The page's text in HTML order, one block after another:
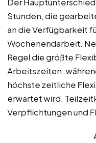
Stunden, die
an die Verfügbarkeit
Wochenendarbeit.
Regel die größte
Arbeitszeiten,
höchste zeitliche
erwartet wird.
Verpflichtungen und